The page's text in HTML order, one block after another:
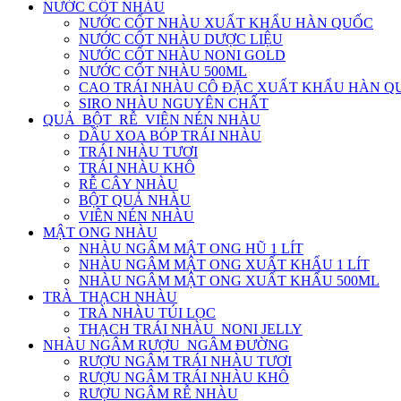
NƯỚC CỐT NHÀU
NƯỚC CỐT NHÀU XUẤT KHẨU HÀN QUỐC
NƯỚC CỐT NHÀU DƯỢC LIỆU
NƯỚC CỐT NHÀU NONI GOLD
NƯỚC CỐT NHÀU 500ML
CAO TRÁI NHÀU CÔ ĐẶC XUẤT KHẨU HÀN
SIRO NHÀU NGUYÊN CHẤT
QUẢ_BỘT_RỄ_VIÊN NÉN NHÀU
DẦU XOA BÓP TRÁI NHÀU
TRÁI NHÀU TƯƠI
TRÁI NHÀU KHÔ
RỄ CÂY NHÀU
BỘT QUẢ NHÀU
VIÊN NÉN NHÀU
MẬT ONG NHÀU
NHÀU NGÂM MẬT ONG HŨ 1 LÍT
NHÀU NGÂM MẬT ONG XUẤT KHẨU 1 LÍT
NHÀU NGÂM MẬT ONG XUẤT KHẨU 500ML
TRÀ_THẠCH NHÀU
TRÀ NHÀU TÚI LỌC
THẠCH TRÁI NHÀU_NONI JELLY
NHÀU NGÂM RƯỢU_NGÂM ĐƯỜNG
RƯỢU NGÂM TRÁI NHÀU TƯƠI
RƯỢU NGÂM TRÁI NHÀU KHÔ
RƯỢU NGÂM RỄ NHÀU